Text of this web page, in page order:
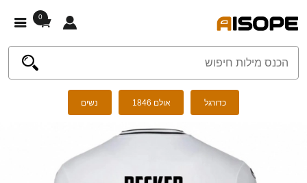
0
כדורגל אולם 1846 נשים